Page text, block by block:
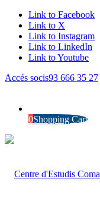
Link to Facebook
Link to X
Link to Instagram
Link to LinkedIn
Link to Youtube
Accés socis93 666 35 27
0Shopping Cart